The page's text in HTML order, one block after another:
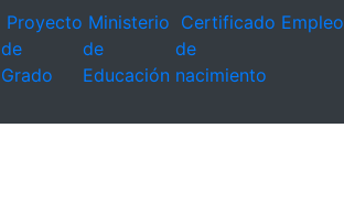
Proyecto
de
Grado
Ministerio
de
Educación
Certificado
de
nacimiento
Empleo